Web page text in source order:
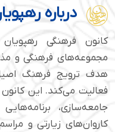
درباره
کانون فرهنگی
هدف ترویج فرهنگ
فعالیت می‌کند. این
جامعه‌سازی،
کاروان‌های زیارتی و